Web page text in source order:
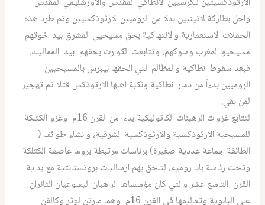
واحل بطاركة لاتينيين بدلا من الروميين الارثوذكسيين وتم طرد هذه
الحملات الاستعمارية والانتهاكية بحق مسيحيي المشرق بيد اخوتهم
مسيحيو المغرب وملوكهم، وتتابعت الكوارث بحقهم بيد المماليك،
فبعد سقوط انطاكية والمظالم التي الحقها بيبرس بالمسيحيين
الروميين بدءاً من دمار انطاكية ونكبة اهلها الارثوذكس قتلا ثم تهجيرا
لمن بقي.
لتتابع غزوات الرهبنات الكاثوليكية بدءا من القرن 16م وغزو الكثلكة
للمسيحية الارثوذكسية والارثوذكسية الشرقية، وانشاء طوائف (
الطائفة جماعة عددية صغيرة) برئاسات مرتبطة بروما عاصمة الكثلكة
وتحت رئاسة بابا روميه، لتلحق بهم ارساليات بروتستانتية مع بداية
القرن التاسع عشر والتي كان مؤسساها الراهبان اليسوعيان الثائران
على البابوية وتعاليمها في القرن 16م وهما مارتن لوثر وكالفن